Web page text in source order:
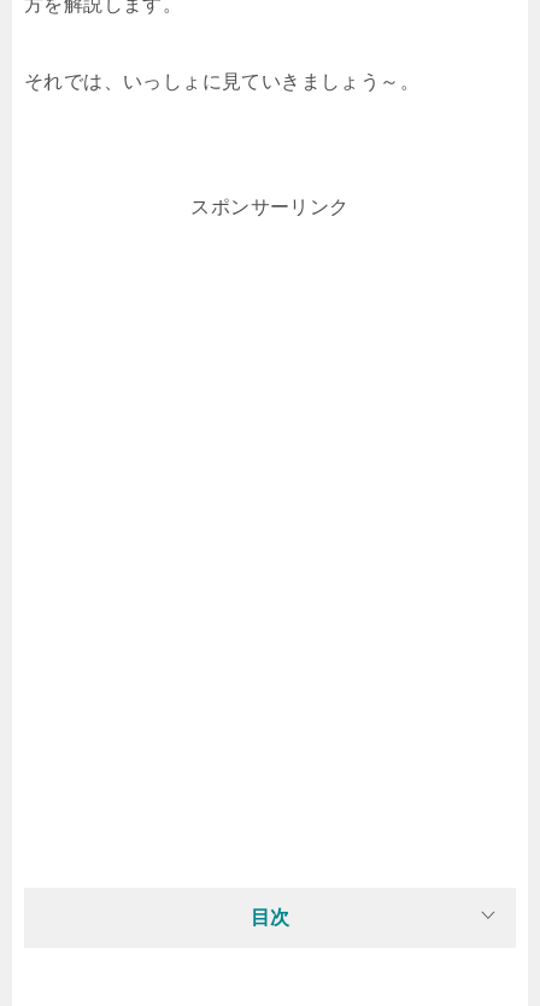
それでは、いっしょに見ていきましょう～。
スポンサーリンク
目次